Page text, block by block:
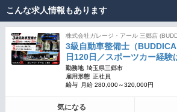
こんな求人情報もあります
株式会社ガレージ・アール 三郷店
3級自動車整備士（
日120日／スポーツカー経験
勤務地 埼玉県三郷市
雇用形態 正社員
給与
月給 280,000～320,000円
気になる